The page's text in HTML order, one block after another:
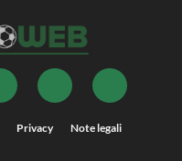
Privacy Note legali